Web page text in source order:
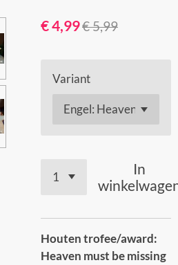
€ 4,99€ 5,99
Variant
In
Houten trofee/award:
Heaven must be missing